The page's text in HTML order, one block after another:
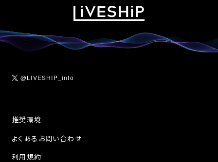
@LIVESHIP_info
推奨環境
よくあるお問い合わせ
利用規約